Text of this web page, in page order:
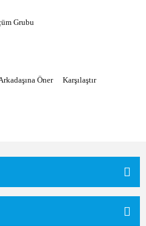
Grubu
Öner Karşılaştır